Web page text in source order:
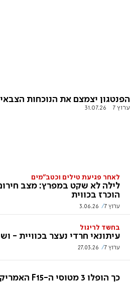
הפנטגון יצמצם את הנוכחות
ערוץ 7 31.07.26
לאחר פגיעת טילים וכטב"מים
לילה לא שקט במפרץ: מצב
הוכרז בכווית
ערוץ 7 3.06.26
בחשד לריגול
עיתונאי חרדי נעצר בכוויית -
ערוץ 7 27.03.26
כך הופלו 3 מטוסי ה-F15 האמריקניים